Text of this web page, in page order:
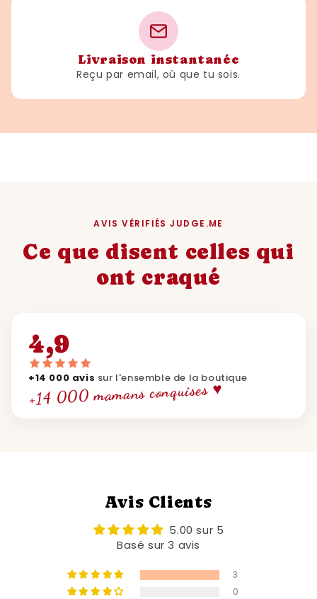
Livraison instantanée
Reçu par email, où que tu sois.
AVIS VÉRIFIÉS JUDGE.ME
Ce que disent celles qui
ont craqué
4,9
+14 000 avis sur l'ensemble de la boutique
+14 000 mamans conquises ♥
Avis Clients
5.00 sur 5
Basé sur 3 avis
3
0